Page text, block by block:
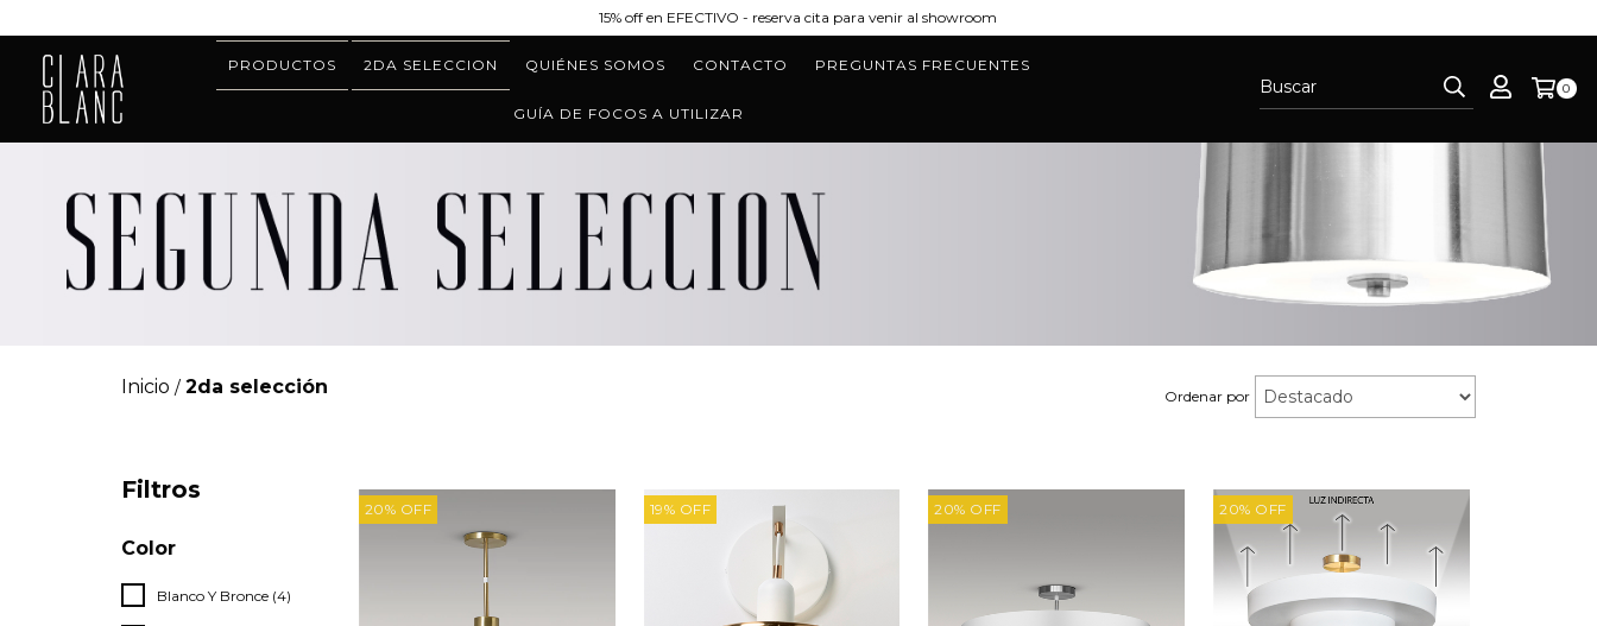
15% off en EFECTIVO - reserva cita para venir al showroom
PRODUCTOS 2DA SELECCION QUIÉNES SOMOS CONTACTO PREGUNTAS FRECUENTES
GUÍA DE FOCOS A UTILIZAR
0
Inicio / 2da selección Ordenar por
Filtros
Color
Blanco Y Bronce (4)
20% OFF 19% OFF 20% OFF 20% OFF